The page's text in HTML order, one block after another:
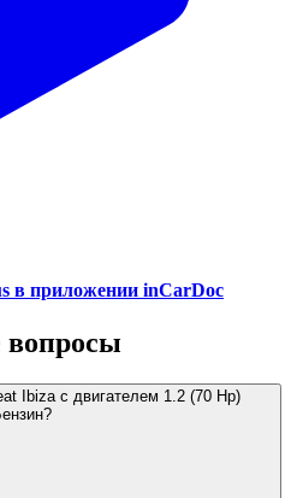
в приложении inCarDoc
вопросы
Ibiza с двигателем 1.2 (70 Hp)